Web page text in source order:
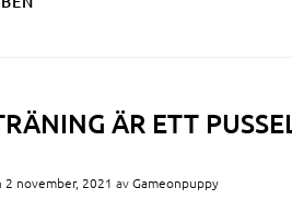
ÄR ETT
2 november, 2021 avGameonpuppy